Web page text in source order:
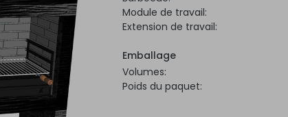
Module de travail:
Extension de travail:
Emballage
Volumes:
Poids du paquet: